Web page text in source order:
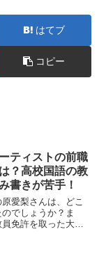
はてブ
コピー
ティストの前職
？高校国語の教
書きが苦手！
愛梨さんは、どこ
でしょうか？ま
免許を取った大学